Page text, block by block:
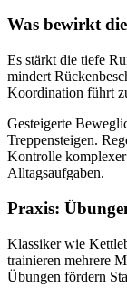
Was bewirkt
Es stärkt die tiefe
mindert
Koordination führt
Gesteigerte
Treppensteigen.
Kontrolle
Alltagsaufgaben.
Praxis:
Klassiker wie
trainieren mehrere
Übungen fördern